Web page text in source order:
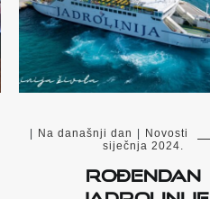
| Na današnji dan | Novosti
siječnja 2024.
Rođendan